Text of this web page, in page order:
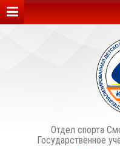
Отдел спорта
Государственное